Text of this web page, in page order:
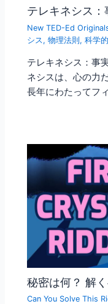
テレキネシス：
New TED-Ed
シス ,物理法則,科学
テレキネシス：事
ネシスは、心の力
長年にわたってフ
秘密は何？ 解
Can You Solve This